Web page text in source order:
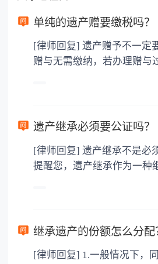
单纯的遗产赠要缴税吗？
[律师回复] 遗产赠予不一定要缴税。单纯的遗产
赠与无需缴纳，若办理赠与
所得税、契税和公证费。赠
要缴纳公证费，具体如下： 1. 公证费：按房
3. 印花税：按房屋评估价的
地增值税：按房价1%缴纳 5. 房屋产权登记费：
遗产继承必须要公证吗？
[律师回复] 遗产继承不是必须要公证。法律快车
提醒您，遗产继承作为一种
下都是不需要公证的，当然
以防对财产继承发生纠纷，
公证。
继承遗产的份额怎么分配
[律师回复] 1.一般情况下，同一顺序的各继承人